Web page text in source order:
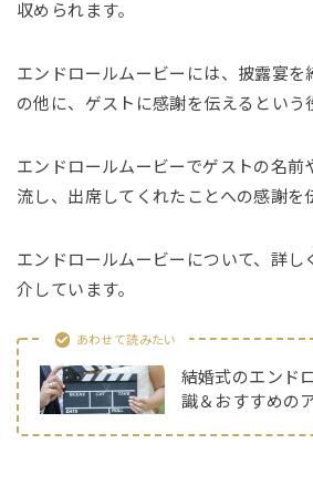
収められます。
エンドロールムービーには、披露宴を
の他に、ゲストに感謝を伝えるという
エンドロールムービーでゲストの名前
流し、出席してくれたことへの感謝を
エンドロールムービーについて、詳し
介しています。
あわせて読みたい
結婚式のエンド
識＆おすすめの